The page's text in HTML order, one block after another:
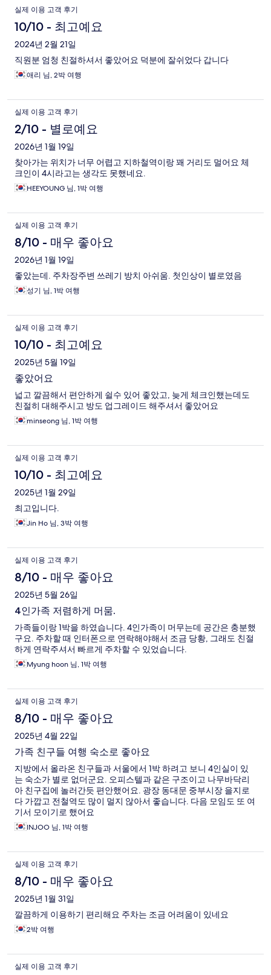
실제 이용 고객 후기
10/10 - 최고예요
2024년 2월 21일
직원분 엄청 친절하셔서 좋았어요 덕분에 잘쉬었다 갑니다
애리 님, 2박 여행
실제 이용 고객 후기
2/10 - 별로예요
2026년 1월 19일
찾아가는 위치가 너무 어렵고 지하철역이랑 꽤 거리도 멀어요 체
크인이 4시라고는 생각도 못했네요.
HEEYOUNG 님, 1박 여행
실제 이용 고객 후기
8/10 - 매우 좋아요
2026년 1월 19일
좋았는데. 주차장주변 쓰레기 방치 아쉬움. 첫인상이 별로였음
성기 님, 1박 여행
실제 이용 고객 후기
10/10 - 최고예요
2025년 5월 19일
좋았어요
넓고 깔끔해서 편안하게 쉴수 있어 좋았고, 늦게 체크인했는데도
친절히 대해주시고 방도 업그레이드 해주셔서 좋았어요
minseong 님, 1박 여행
실제 이용 고객 후기
10/10 - 최고예요
2025년 1월 29일
최고입니다.
Jin Ho 님, 3박 여행
실제 이용 고객 후기
8/10 - 매우 좋아요
2025년 5월 26일
4인가족 저렴하게 머뭄.
가족들이랑 1박을 하였습니다. 4인가족이 머무는데 공간은 충분했
구요. 주차할 때 인터폰으로 연락해야해서 조금 당황, 그래도 친절
하게 연락주셔서 빠르게 주차할 수 있었습니다.
Myung hoon 님, 1박 여행
실제 이용 고객 후기
8/10 - 매우 좋아요
2025년 4월 22일
가족 친구들 여행 숙소로 좋아요
지방에서 올라온 친구들과 서울에서 1박 하려고 보니 4인실이 있
는 숙소가 별로 없더군요. 오피스텔과 같은 구조이고 나무바닥리
아 친구집에 놀러간듯 편안했어요. 광장 동대문 중부시장 을지로
다 가깝고 전철역도 많이 멀지 않아서 좋습니다. 다음 모임도 또 여
기서 모이기로 했어요
INJOO 님, 1박 여행
실제 이용 고객 후기
8/10 - 매우 좋아요
2025년 1월 31일
깔끔하게 이용하기 편리해요 주차는 조금 어려움이 있네요
2박 여행
실제 이용 고객 후기